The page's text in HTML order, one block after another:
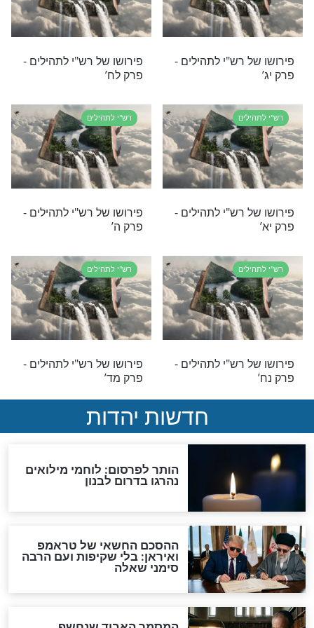
רש"י לתהילים -
פירושו של רש"י לתהילים -
פרק לא’
רש"י לתהילים -
פירושו של רש"י לתהילים -
פרק מג’
רש"י לתהילים -
רש"י לתהילים
פירושו של רש"י לתהילים -
פרק סו’
רש"י לתהילים -
רש"י לתהילים
פירושו של רש"י לתהילים -